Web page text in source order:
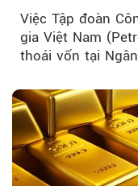
Việc Tập đoàn
gia Việt Nam
thoái vốn tại